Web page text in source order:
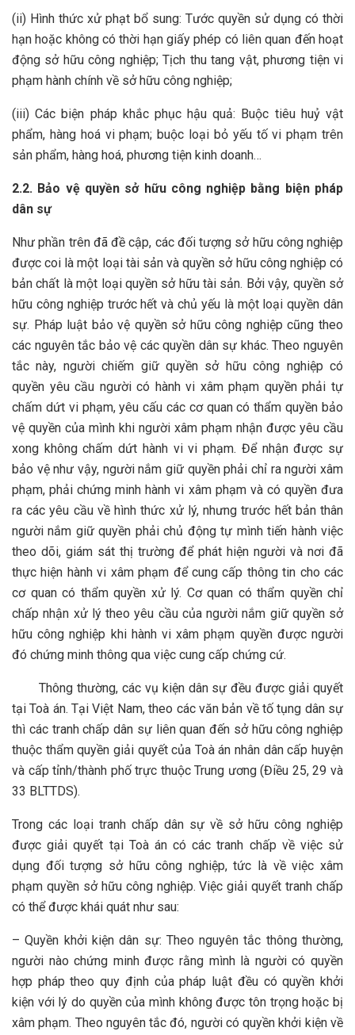
(ii) Hình thức xử phạt bổ sung: Tước quyền sử dụng có thời
hạn hoặc không có thời hạn giấy phép có liên quan đến hoạt
động sở hữu công nghiệp; Tịch thu tang vật, phương tiện vi
phạm hành chính về sở hữu công nghiệp;
(iii) Các biện pháp khắc phục hậu quả: Buộc tiêu huỷ vật
phẩm, hàng hoá vi phạm; buộc loại bỏ yếu tố vi phạm trên
sản phẩm, hàng hoá, phương tiện kinh doanh…
2.2. Bảo vệ quyền sở hữu công nghiệp bằng biện pháp
dân sự
Như phần trên đã đề cập, các đối tượng sở hữu công nghiệp
được coi là một loại tài sản và quyền sở hữu công nghiệp có
bản chất là một loại quyền sở hữu tài sản. Bởi vậy, quyền sở
hữu công nghiệp trước hết và chủ yếu là một loại quyền dân
sự. Pháp luật bảo vệ quyền sở hữu công nghiệp cũng theo
các nguyên tắc bảo vệ các quyền dân sự khác. Theo nguyên
tắc này, người chiếm giữ quyền sở hữu công nghiệp có
quyền yêu cầu người có hành vi xâm phạm quyền phải tự
chấm dứt vi phạm, yêu cấu các cơ quan có thẩm quyền bảo
vệ quyền của mình khi người xâm phạm nhận được yêu cầu
xong không chấm dứt hành vi vi phạm. Để nhận được sự
bảo vệ như vậy, người nắm giữ quyền phải chỉ ra người xâm
phạm, phải chứng minh hành vi xâm phạm và có quyền đưa
ra các yêu cầu về hình thức xử lý, nhưng trước hết bản thân
người nắm giữ quyền phải chủ động tự mình tiến hành việc
theo dõi, giám sát thị trường để phát hiện người và nơi đã
thực hiện hành vi xâm phạm để cung cấp thông tin cho các
cơ quan có thẩm quyền xử lý. Cơ quan có thẩm quyền chỉ
chấp nhận xử lý theo yêu cầu của người nắm giữ quyền sở
hữu công nghiệp khi hành vi xâm phạm quyền được người
đó chứng minh thông qua việc cung cấp chứng cứ.
Thông thường, các vụ kiện dân sự đều được giải quyết
tại Toà án. Tại Việt Nam, theo các văn bản về tố tụng dân sự
thì các tranh chấp dân sự liên quan đến sở hữu công nghiệp
thuộc thẩm quyền giải quyết của Toà án nhân dân cấp huyện
và cấp tỉnh/thành phố trực thuộc Trung ương (Điều 25, 29 và
33 BLTTDS).
Trong các loại tranh chấp dân sự về sở hữu công nghiệp
được giải quyết tại Toà án có các tranh chấp về việc sử
dụng đối tượng sở hữu công nghiệp, tức là về việc xâm
phạm quyền sở hữu công nghiệp. Việc giải quyết tranh chấp
có thể được khái quát như sau:
– Quyền khởi kiện dân sự: Theo nguyên tắc thông thường,
người nào chứng minh được rằng mình là người có quyền
hợp pháp theo quy định của pháp luật đều có quyền khởi
kiện với lý do quyền của mình không được tôn trọng hoặc bị
xâm phạm. Theo nguyên tắc đó, người có quyền khởi kiện về